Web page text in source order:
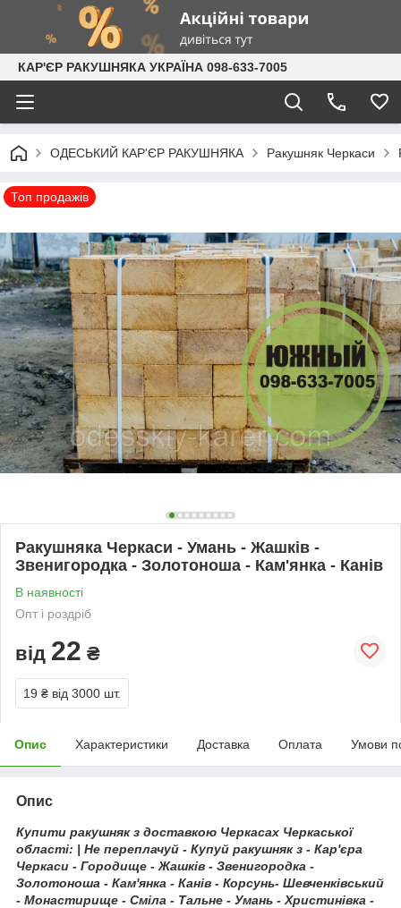
КАР'ЄР РАКУШНЯКА УКРАЇНА 098-633-7005
ОДЕСЬКИЙ КАР'ЄР РАКУШНЯКА Ракушняк Черкаси
Топ продажів
Ракушняка Черкаси - Умань - Жашків -
Звенигородка - Золотоноша - Кам'янка - Канів
В наявності
Опт і роздріб
від 22 ₴
19 ₴ від 3000 шт.
Опис Характеристики Доставка Оплата Умови
Опис
Купити ракушняк з доставкою Черкасах Черкаської
області: | Не переплачуй - Купуй ракушняк з - Кар'єра
Черкаси - Городище - Жашків - Звенигородка -
Золотоноша - Кам'янка - Канів - Корсунь- Шевченківський
- Монастирище - Сміла - Тальне - Умань - Христинівка -